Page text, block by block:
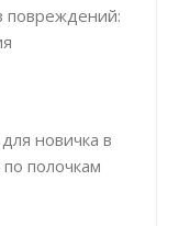
повреждений:
новичка в
полочкам